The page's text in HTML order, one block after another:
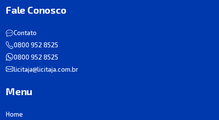
Fale Conosco
Contato
0800 952 8525
0800 952 8525
licitaja@licitaja.com.br
Menu
Home